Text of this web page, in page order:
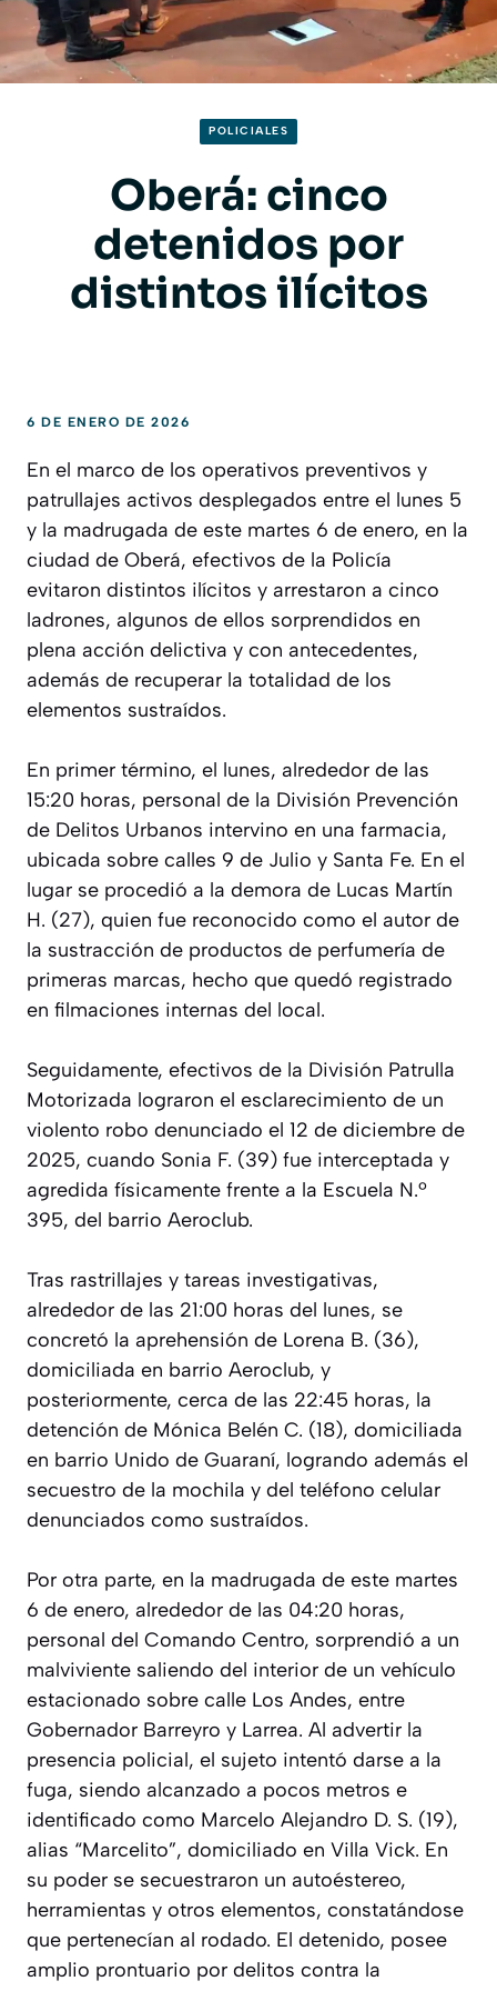
POLICIALES
Oberá: cinco
detenidos por
distintos ilícitos
6 DE ENERO DE 2026
En el marco de los operativos preventivos y
patrullajes activos desplegados entre el lunes 5
y la madrugada de este martes 6 de enero, en la
ciudad de Oberá, efectivos de la Policía
evitaron distintos ilícitos y arrestaron a cinco
ladrones, algunos de ellos sorprendidos en
plena acción delictiva y con antecedentes,
además de recuperar la totalidad de los
elementos sustraídos.
En primer término, el lunes, alrededor de las
15:20 horas, personal de la División Prevención
de Delitos Urbanos intervino en una farmacia,
ubicada sobre calles 9 de Julio y Santa Fe. En el
lugar se procedió a la demora de Lucas Martín
H. (27), quien fue reconocido como el autor de
la sustracción de productos de perfumería de
primeras marcas, hecho que quedó registrado
en filmaciones internas del local.
Seguidamente, efectivos de la División Patrulla
Motorizada lograron el esclarecimiento de un
violento robo denunciado el 12 de diciembre de
2025, cuando Sonia F. (39) fue interceptada y
agredida físicamente frente a la Escuela N.º
395, del barrio Aeroclub.
Tras rastrillajes y tareas investigativas,
alrededor de las 21:00 horas del lunes, se
concretó la aprehensión de Lorena B. (36),
domiciliada en barrio Aeroclub, y
posteriormente, cerca de las 22:45 horas, la
detención de Mónica Belén C. (18), domiciliada
en barrio Unido de Guaraní, logrando además el
secuestro de la mochila y del teléfono celular
denunciados como sustraídos.
Por otra parte, en la madrugada de este martes
6 de enero, alrededor de las 04:20 horas,
personal del Comando Centro, sorprendió a un
malviviente saliendo del interior de un vehículo
estacionado sobre calle Los Andes, entre
Gobernador Barreyro y Larrea. Al advertir la
presencia policial, el sujeto intentó darse a la
fuga, siendo alcanzado a pocos metros e
identificado como Marcelo Alejandro D. S. (19),
alias “Marcelito”, domiciliado en Villa Vick. En
su poder se secuestraron un autoéstereo,
herramientas y otros elementos, constatándose
que pertenecían al rodado. El detenido, posee
amplio prontuario por delitos contra la